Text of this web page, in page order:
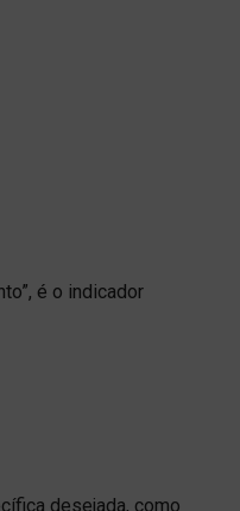
é o indicador
desejada, como